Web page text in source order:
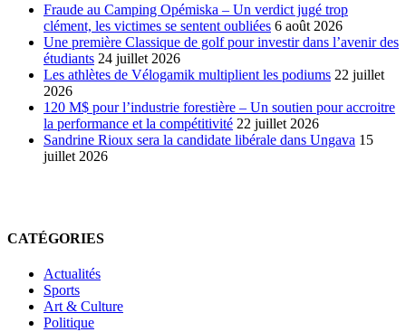
Fraude au Camping Opémiska – Un verdict jugé trop
clément, les victimes se sentent oubliées 6 août 2026
Une première Classique de golf pour investir dans l’avenir des
étudiants 24 juillet 2026
Les athlètes de Vélogamik multiplient les podiums 22 juillet
2026
120 M$ pour l’industrie forestière – Un soutien pour accroitre
la performance et la compétitivité 22 juillet 2026
Sandrine Rioux sera la candidate libérale dans Ungava 15
juillet 2026
CATÉGORIES
Actualités
Sports
Art & Culture
Politique